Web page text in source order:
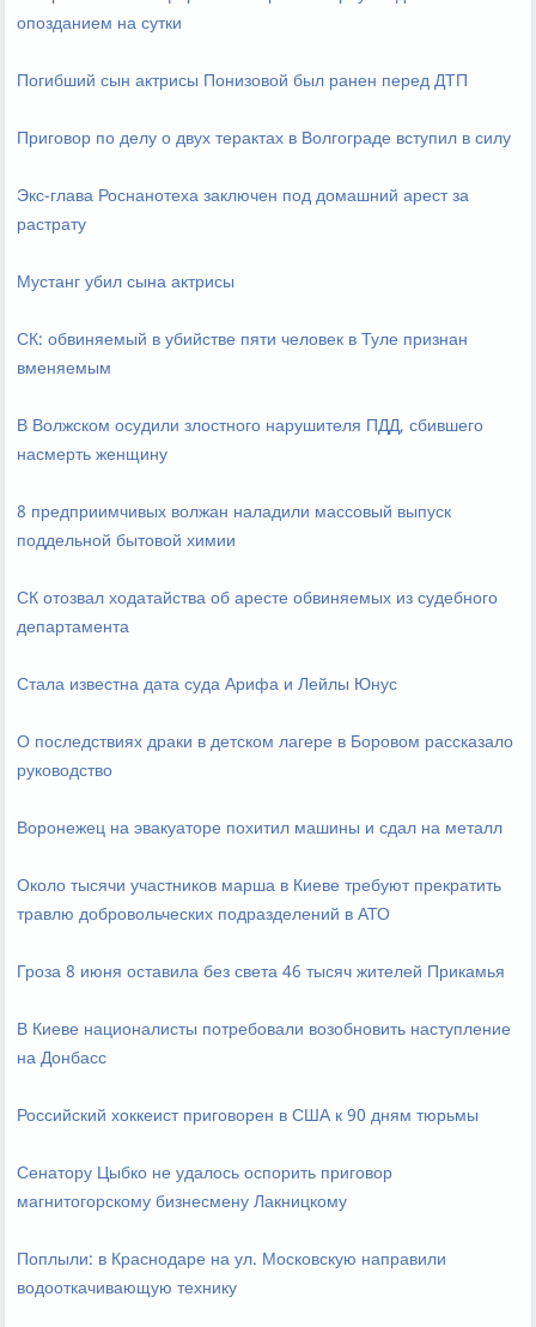
опозданием на сутки
Погибший сын актрисы Понизовой был ранен перед ДТП
Приговор по делу о двух терактах в Волгограде вступил в силу
Экс-глава Роснанотеха заключен под домашний арест за
растрату
Мустанг убил сына актрисы
СК: обвиняемый в убийстве пяти человек в Туле признан
вменяемым
В Волжском осудили злостного нарушителя ПДД, сбившего
насмерть женщину
8 предприимчивых волжан наладили массовый выпуск
поддельной бытовой химии
СК отозвал ходатайства об аресте обвиняемых из судебного
департамента
Стала известна дата суда Арифа и Лейлы Юнус
О последствиях драки в детском лагере в Боровом рассказало
руководство
Воронежец на эвакуаторе похитил машины и сдал на металл
Около тысячи участников марша в Киеве требуют прекратить
травлю добровольческих подразделений в АТО
Гроза 8 июня оставила без света 46 тысяч жителей Прикамья
В Киеве националисты потребовали возобновить наступление
на Донбасс
Российский хоккеист приговорен в США к 90 дням тюрьмы
Сенатору Цыбко не удалось оспорить приговор
магнитогорскому бизнесмену Лакницкому
Поплыли: в Краснодаре на ул. Московскую направили
водооткачивающую технику